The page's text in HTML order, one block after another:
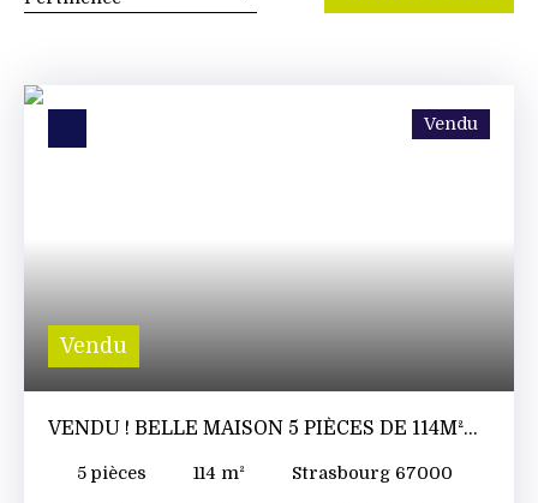
Vendu
Vendu
VENDU ! BELLE MAISON 5 PIÈCES DE 114M²
SANS VIS-À-VIS !
5 pièces 114 m² Strasbourg 67000